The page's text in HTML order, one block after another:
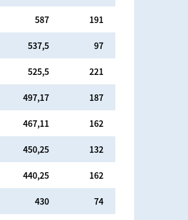
587 191
537,5 97
525,5 221
497,17 187
467,11 162
450,25 132
440,25 162
430 74